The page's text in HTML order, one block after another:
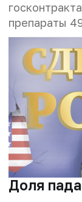
препараты
Доля